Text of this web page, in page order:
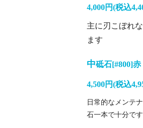
4,000円(税込
主に刃こぼれ
ます
中砥石[#800]赤
4,500円(税込
日常的なメンテ
石一本で十分です